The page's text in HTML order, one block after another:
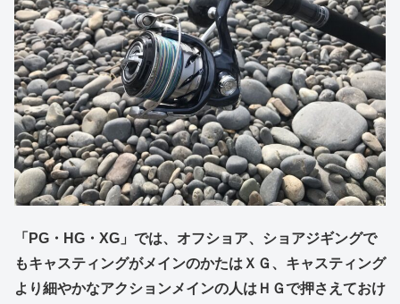
「PG・HG・XG」では、オフショア、ショアジギングで
もキャスティングがメインのかたはＸＧ、キャスティング
より細やかなアクションメインの人はＨＧで押さえておけ